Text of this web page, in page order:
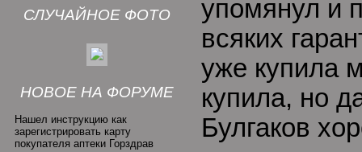
СЛУЧАЙНОЕ ФОТО
НОВОЕ НА ФОРУМЕ
Нашел инструкцию как
зарегистрировать карту
покупателя аптеки Горздрав
упомянул и
всяких
уже купила
купила, но
Булгаков